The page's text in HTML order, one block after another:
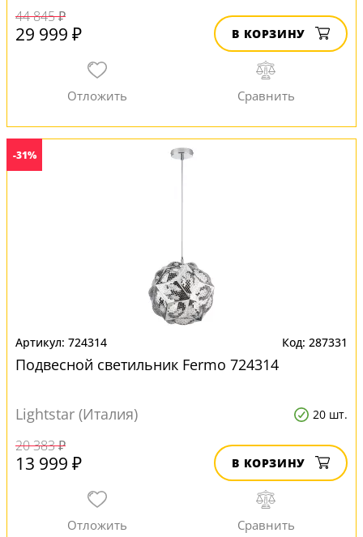
44 845 ₽
29 999 ₽ В КОРЗИНУ
-31%
724314 287331
Подвесной светильник Fermo 724314
Lightstar (Италия) 20 шт.
20 383 ₽
13 999 ₽ В КОРЗИНУ